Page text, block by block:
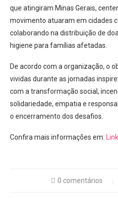
que atingiram Minas Gerais,
movimento atuaram em cidades
colaborando na distribuição de
higiene para famílias afetadas.
De acordo com a organização, o
vividas durante as jornadas
com a transformação social,
solidariedade, empatia e
o encerramento dos desafios.
Confira mais informações em: Link
0 comentários